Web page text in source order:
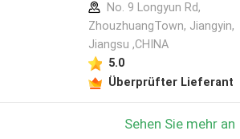
No. 9 Longyun Rd,
ZhouzhuangTown, Jiangyin,
Jiangsu ,CHINA
5.0
Überprüfter Lieferant
Sehen Sie mehr an